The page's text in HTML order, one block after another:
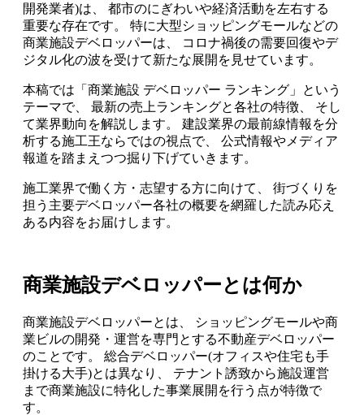
開発業者)は、 都市のにぎわいや経済活動を左右する
重要な存在です。 特に大型ショッピングモールなどの
商業施設デベロッパーは、 コロナ禍後の需要回復やデ
ジタル化の波を受けて新たな展開を見せています。
本稿では「商業施設 デベロッパー ランキング」という
テーマで、 最新の売上ランキングと各社の特徴、 そし
て業界動向を解説します。 建設業界の最前線情報を分
析する施工王ならではの視点で、 公式情報やメディア
報道を踏まえつつ掘り下げていきます。
施工業界で働く方・志望する方に向けて、 街づくりを
担う主要デベロッパー各社の概要を網羅した読み応え
ある内容をお届けします。
商業施設デベロッパーとは何か
商業施設デベロッパーとは、 ショッピングモールや商
業ビルの開発・運営を専門とする不動産デベロッパー
のことです。 総合デベロッパー(オフィスや住宅も手
掛ける大手)とは異なり、 テナント誘致から施設運営
まで商業施設に特化した事業展開を行う点が特徴で
す。